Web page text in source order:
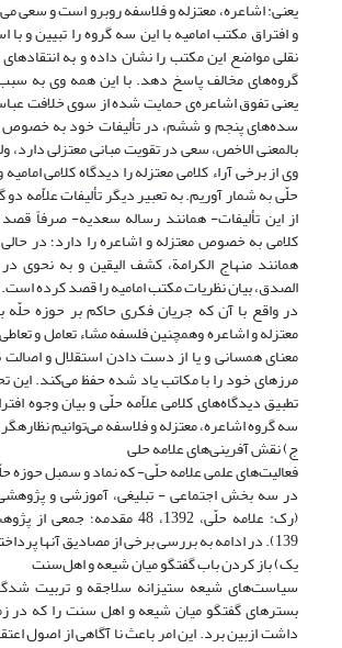
یعنی: ‌اشاعره، معتزله و فلاسفه روبرو است و سعی
و افتراق مکتب امامیه با این سه گروه را تبیین و
نقلی مواضع این مکتب را نشان داده و به
گروه‌های مخالف پاسخ دهد. با این همه وی به
یعنی تفوق اشاعره‌ی حمایت شده از سوی ‌خلافت
سده‌های پنجم و ششم، در تألیفات خود به خصوص
بالمعنی الاخص، سعی در تقویت مبانی معتزلی دارد،
وی از برخی آراء کلامی معتزله را دیدگاه کلامی
حلّی به شمار آوریم. به تعبیر دیگر تألیفات علاّمه
از این تألیفات- همانند رساله سعدیه- صرفاً
کلامی به خصوص معتزله و اشاعره را دارد؛ در
همانند منهاج الکرامة، کشف الیقین و به نحوی
الصدق، بیان نظریات مکتب امامیه را قصد کرده است.
در واقع با آن که جریان فکری حاکم بر حوزه حلّه
معتزله و اشاعره وهمچنین فلسفه مشاء تعامل و
معنای همسانی و یا از دست دادن استقلال و
مرزهای خود را با مکاتب یاد شده حفظ می‌کند. این
تطبیق دیدگاه‌های کلامی علاّمه حلّی و بیان وجوه
سه گروه اشاعره، معتزله و فلاسفه می‌توانیم نظاره‎گر باشیم.
ج) نقش آفرینی‌های علامه حلی
فعالیت‌های علمی علامه حلّی- که نماد و سمبل حوزه
در سه بخش اجتماعی - تبلیغی، آموزشی و
139). در ادامه به بررسی برخی از مصادیق آنها پرداخته می‌شود:
یک) باز کردن باب گفتگو میان شیعه و اهل‌سنت
سیاست‌های شیعه ستیزانه سلاجقه و تربیت
بسترهای گفتگو میان شیعه و اهل سنت را که در
داشت ازبین برد. این امر باعث نا آگاهی از اصول